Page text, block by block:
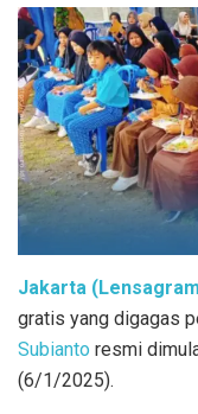
Jakarta
gratis yang digagas
Subianto resmi
(6/1/2025).